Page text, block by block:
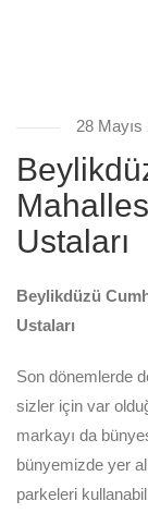
28 Mayıs
Ustaları
Beylikdüzü
Ustaları
Son dönemlerde
sizler için var
markayı da
bünyemizde yer
parkeleri